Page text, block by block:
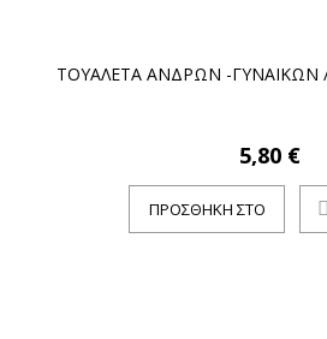
ΤΟΥΑΛΕΤΑ ΑΝΔΡΩΝ -ΓΥΝΑΙΚΩΝ /
5,80 €
ΠΡΟΣΘΉΚΗ ΣΤΟ